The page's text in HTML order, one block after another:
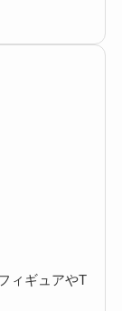
ィギュアやT